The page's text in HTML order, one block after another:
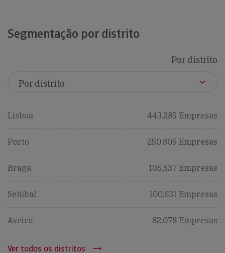
Segmentação por distrito
Por distrito
Lisboa 443,285 Empresas
Porto 250,805 Empresas
Braga 105,537 Empresas
Setúbal 100,631 Empresas
Aveiro 82,078 Empresas
Ver todos os distritos